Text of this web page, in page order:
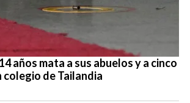
años mata a sus abuelos y a cinco
colegio de Tailandia